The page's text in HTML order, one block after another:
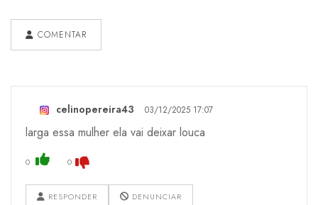
COMENTAR
celinopereira43 03/12/2025 17:07
larga essa mulher ela vai deixar louca
0 0
RESPONDER DENUNCIAR